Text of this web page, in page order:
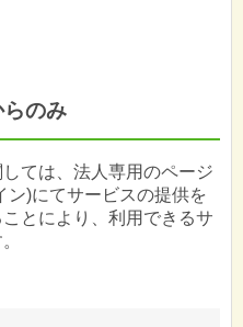
らのみ
ては、法人専用のページ
ン)にてサービスの提供を
とにより、利用できるサ